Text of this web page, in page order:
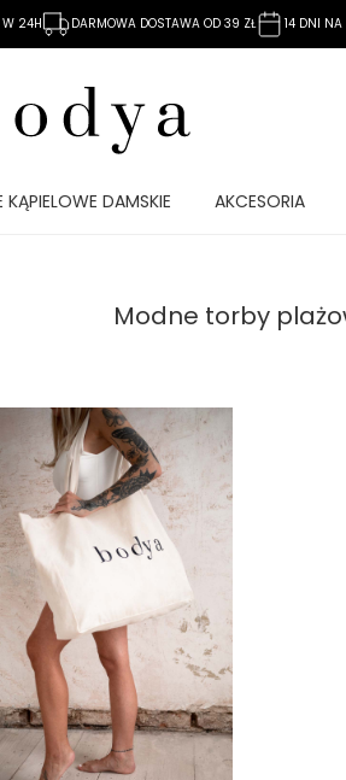
W 24H DARMOWA DOSTAWA OD 39 ZŁ 14 DNI NA
KĄPIELOWE DAMSKIE AKCESORIA
Modne torby